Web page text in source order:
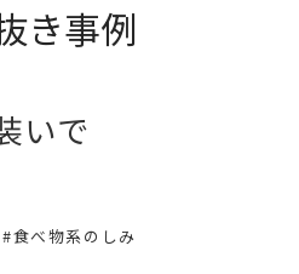
き事例
いで
#食べ物系のしみ